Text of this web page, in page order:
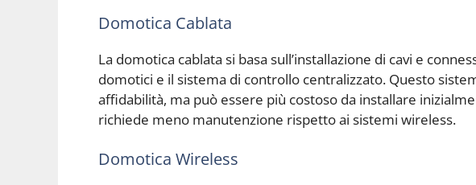
Domotica Cablata
La domotica cablata si basa sull’installazione di cavi e
domotici e il sistema di controllo centralizzato. Questo
affidabilità, ma può essere più costoso da installare
richiede meno manutenzione rispetto ai sistemi wireless.
Domotica Wireless